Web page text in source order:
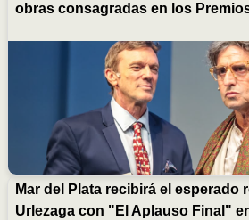
obras consagradas en los
Mar del Plata recibirá el esperado
Urlezaga con "El Aplauso Final"